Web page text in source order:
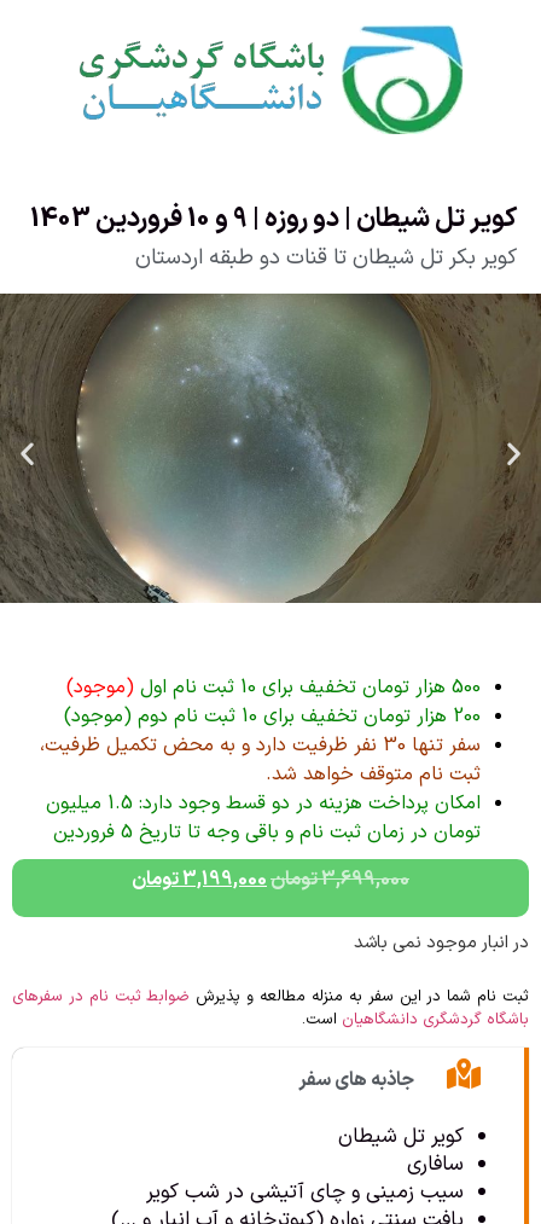
کویر تل شیطان | دو روزه | 9 و 10 فروردین 1403
کویر بکر تل شیطان تا قنات دو طبقه اردستان
500 هزار تومان تخفیف برای 10 ثبت نام اول
(موجود)
200 هزار تومان تخفیف برای 10 ثبت نام دوم (موجود)
سفر تنها 30 نفر ظرفیت دارد و به محض تکمیل ظرفیت،
ثبت نام متوقف خواهد شد.
امکان پرداخت هزینه در دو قسط وجود دارد: 1.5 میلیون
تومان در زمان ثبت نام و باقی وجه تا تاریخ 5 فروردین
3,699,000تومان3,199,000تومان
در انبار موجود نمی باشد
ثبت نام شما در این سفر به منزله مطالعه و پذیرش ضوابط ثبت نام در سفرهای
باشگاه گردشگری دانشگاهیان است.
جاذبه های سفر
کویر تل شیطان
سافاری
سیب زمینی و چای آتیشی در شب کویر